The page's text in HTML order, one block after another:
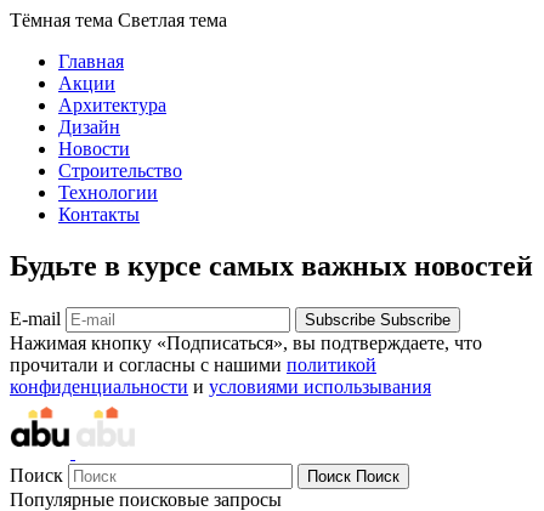
Тёмная тема Светлая тема
Главная
Акции
Архитектура
Дизайн
Новости
Строительство
Технологии
Контакты
Будьте в курсе самых важных новостей
E-mail Subscribe Subscribe
Нажимая кнопку «Подписаться», вы подтверждаете, что
прочитали и согласны с нашими политикой
конфиденциальности и условиями использывания
Поиск Поиск Поиск
Популярные поисковые запросы